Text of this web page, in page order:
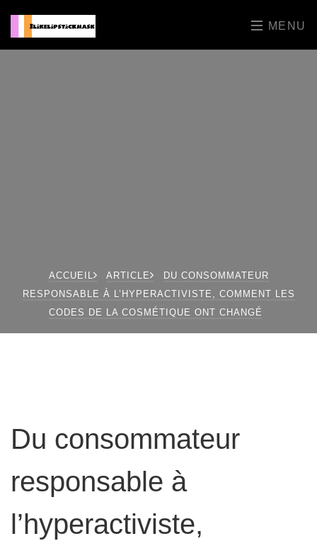
MENU
ACCUEIL ARTICLE
DU CONSOMMATEUR
RESPONSABLE À L’HYPERACTIVISTE, COMMENT LES
CODES DE LA COSMÉTIQUE ONT CHANGÉ
Du consommateur
responsable à
l’hyperactiviste,